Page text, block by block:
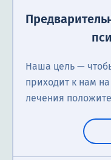
Наша цель —
приходит к нам
лечения